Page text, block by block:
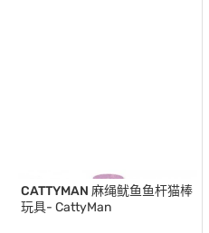
CATTYMAN 麻绳鱿鱼鱼杆猫棒
玩具- CattyMan